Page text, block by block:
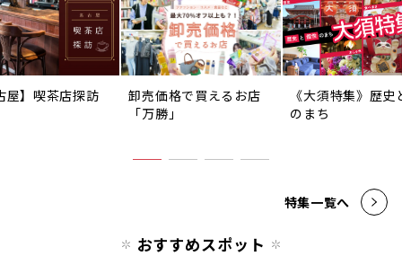
屋】喫茶店探訪
卸売価格で買えるお店
「万勝」
《大須特集》歴史
のまち
特集一覧へ
おすすめスポット